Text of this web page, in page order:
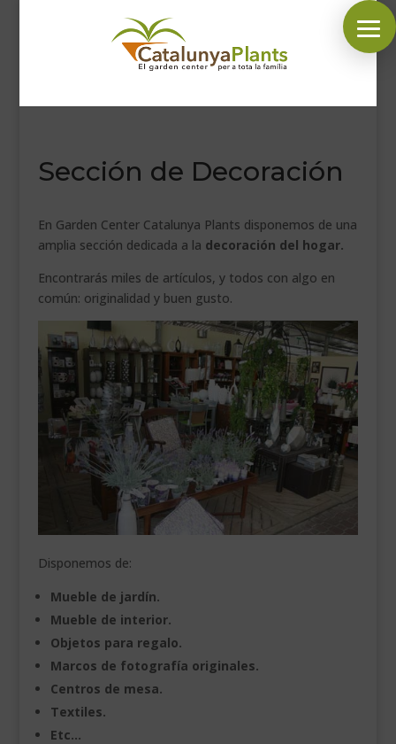
SÍGUENOS EN:
INICIO
COMPLEMENTOS JARDÍN
DECORACIÓN
HORARIO GARDEN
CONTACTAR
___________________________
VEURE EN CATALÀ
Sección de Decoración
En Garden Center Catalunya Plants disponemos de una
amplia sección dedicada a la decoración del hogar.
Encontrarás miles de artículos, y todos con algo en
común: originalidad y buen gusto.
Disponemos de:
Mueble de jardín.
Mueble de interior.
Objetos para regalo.
Marcos de fotografía originales.
Centros de mesa.
Textiles.
Etc…